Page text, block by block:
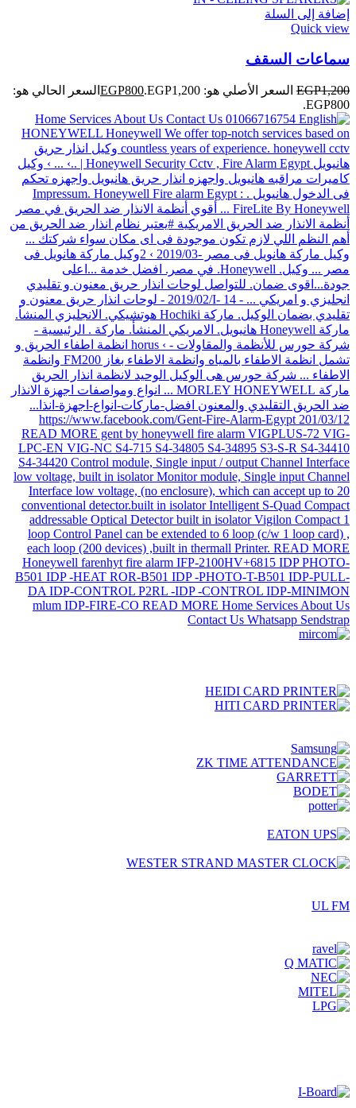
إضافة إلى السلة
Quick view
سماعات السقف
EGP1,200 السعر الأصلي هو: EGP1,200. EGP800
السعر الحالي هو:
EGP800.
UL FM